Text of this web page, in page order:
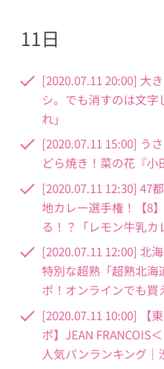
11日
[2020.07.11 20:00] 大
シ。でも消すのは文
れ」
[2020.07.11 15:00] う
どら焼き！菜の花『小
[2020.07.11 12:30] 47
地カレー選手権！【8
る！？「レモン牛乳カ
[2020.07.11 12:00] 北
特別な超熟「超熟北海
ポ！オンラインでも買
[2020.07.11 10:00] 【
ポ】JEAN FRANCOIS
人気パンランキング｜